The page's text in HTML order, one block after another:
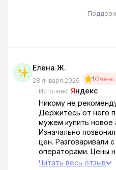
городом), а нам
Приехали. К нашему
банки одобрили. Но
потянули только б/у
Нам предложили Kia
тыс. км., мы будем
машина не была в
видели, показали по
Да, теперь
полностью изучить
посмотреть на него.
зимнюю резину в
Елена Ж.
28 января 2026 1Очень
Источник: Яндекс
Никому не
Держитесь от него
мужем купить новое
Изначально
цен. Разговаривали
операторами. Цены
салоне другие. Ну
Читать весь отзыв